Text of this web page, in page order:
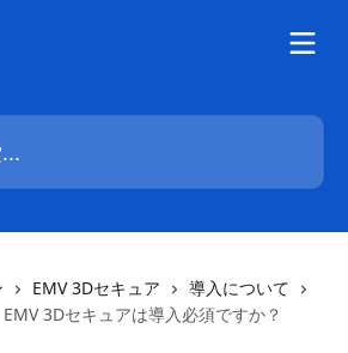
EMV 3Dセキュア
導入について
EMV 3Dセキュアは導入必須ですか？